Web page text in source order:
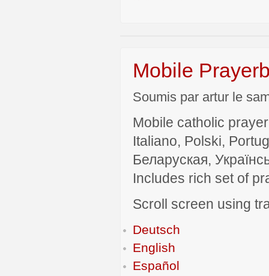
Mobile
Soumis par artur le
Mobile catholic
Italiano, Polski,
Беларуская,
Includes rich set of
Scroll screen using
Deutsch
English
Español